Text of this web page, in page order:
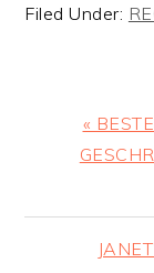
Filed Under:
Previous
Post:
«
Next